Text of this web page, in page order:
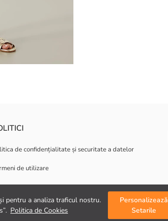
pentru a analiza traficul nostru.
Politica de Cookies
Personalizează
Setarile
de confidențialitate și securitate a datelor
de utilizare